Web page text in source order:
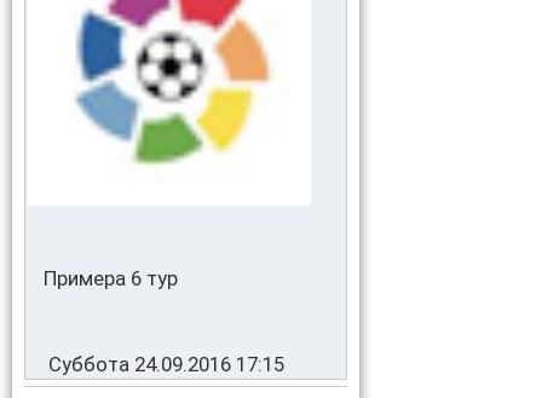
Примера 6 тур
Суббота 24.09.2016 17:15